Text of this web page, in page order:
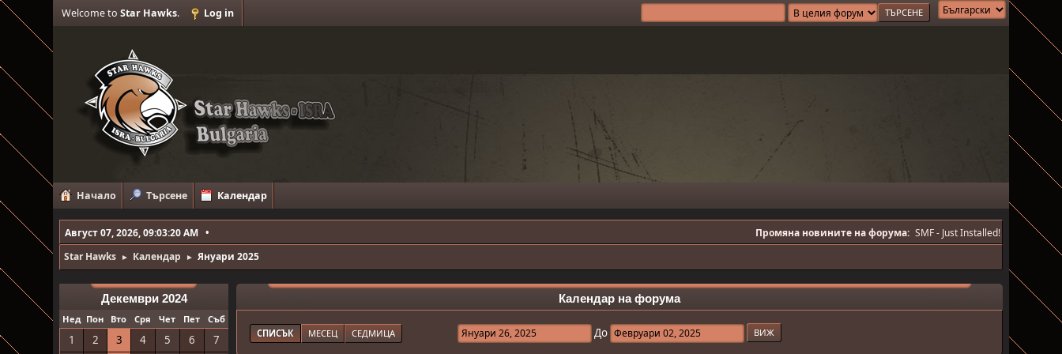
Welcome toStar Hawks. Log in
Начало Търсене Календар
Август 07, 2026, 09:03:20 AM Промяна новините на форума: SMF - Just Installed!
Star Hawks
► Календар ► Януари 2025
Декември 2024
Нед Пон Вто Сря Чет Пет Съб
1 2 3 4 5 6
7
Календар на форума
СПИСЪК МЕСЕЦ СЕДМИЦА До